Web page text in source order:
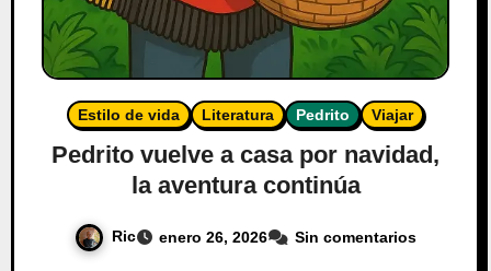
Estilo de vida Literatura Pedrito Viajar
Pedrito vuelve a casa por navidad,
la aventura continúa
Ric enero 26, 2026 Sin comentarios